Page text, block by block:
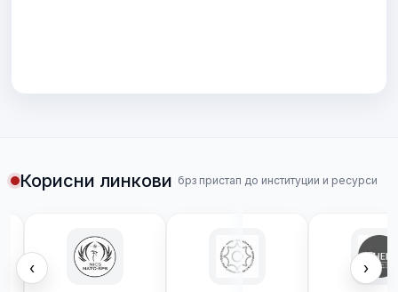
Корисни линкови брз пристап до институции и ресурси
‹ ›